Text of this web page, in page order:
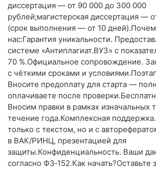
диссертация — от 90 000 до 300 000
рублей;магистерская диссертация —
(срок выполнения — от 10
нас:Гарантия уникальности.
системе «Антиплагиат.ВУЗ» с
70 %.Официальное сопровождение.
с чёткими сроками и
Вносите предоплату для старта —
оплачиваете после
Вносим правки в рамках изначальных
течение года.Комплексная
только с текстом, но и с
в ВАК/РИНЦ, презентацией для
защиты.Конфиденциальность. Ваши
согласно ФЗ‑152.Как начать?Оставьте